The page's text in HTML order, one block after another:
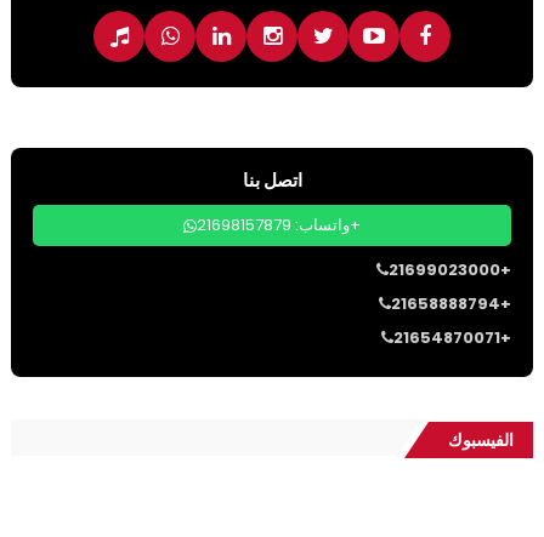
اتصل بنا
واتساب: 21698157879+
21699023000+
21658888794+
21654870071+
الفيسبوك